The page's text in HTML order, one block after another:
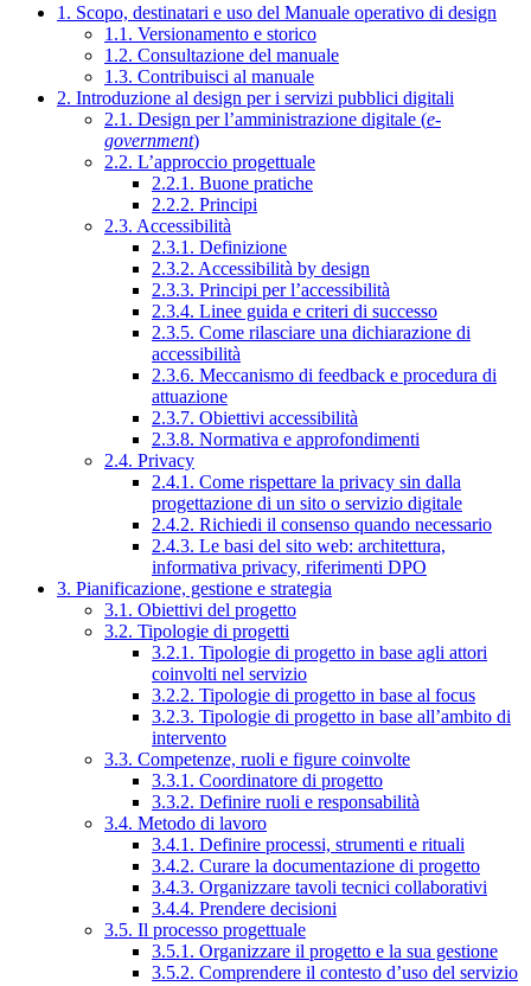
1. Scopo, destinatari e uso del Manuale operativo di design
1.1. Versionamento e storico
1.2. Consultazione del manuale
1.3. Contribuisci al manuale
2. Introduzione al design per i servizi pubblici digitali
2.1. Design per l’amministrazione digitale (e-
government)
2.2. L’approccio progettuale
2.2.1. Buone pratiche
2.2.2. Principi
2.3. Accessibilità
2.3.1. Definizione
2.3.2. Accessibilità by design
2.3.3. Principi per l’accessibilità
2.3.4. Linee guida e criteri di successo
2.3.5. Come rilasciare una dichiarazione di
accessibilità
2.3.6. Meccanismo di feedback e procedura di
attuazione
2.3.7. Obiettivi accessibilità
2.3.8. Normativa e approfondimenti
2.4. Privacy
2.4.1. Come rispettare la privacy sin dalla
progettazione di un sito o servizio digitale
2.4.2. Richiedi il consenso quando necessario
2.4.3. Le basi del sito web: architettura,
informativa privacy, riferimenti DPO
3. Pianificazione, gestione e strategia
3.1. Obiettivi del progetto
3.2. Tipologie di progetti
3.2.1. Tipologie di progetto in base agli attori
coinvolti nel servizio
3.2.2. Tipologie di progetto in base al focus
3.2.3. Tipologie di progetto in base all’ambito di
intervento
3.3. Competenze, ruoli e figure coinvolte
3.3.1. Coordinatore di progetto
3.3.2. Definire ruoli e responsabilità
3.4. Metodo di lavoro
3.4.1. Definire processi, strumenti e rituali
3.4.2. Curare la documentazione di progetto
3.4.3. Organizzare tavoli tecnici collaborativi
3.4.4. Prendere decisioni
3.5. Il processo progettuale
3.5.1. Organizzare il progetto e la sua gestione
3.5.2. Comprendere il contesto d’uso del servizio